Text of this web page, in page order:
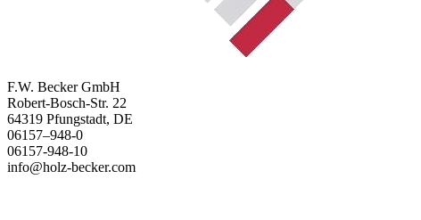
F.W. Becker GmbH
Robert-Bosch-Str. 22
64319 Pfungstadt, DE
06157–948-0
06157-948-10
info@holz-becker.com